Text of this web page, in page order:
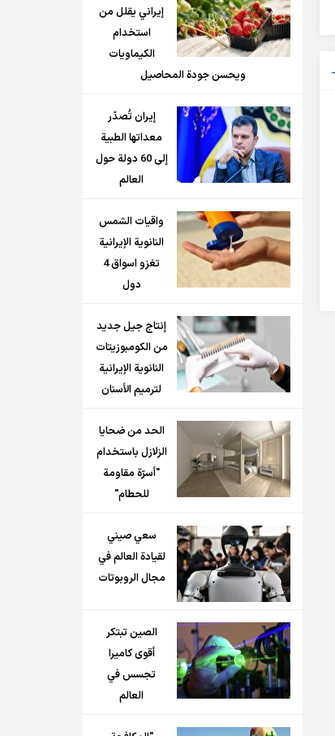
إيراني يقلل من
استخدام
الكيماويات
ويحسن جودة المحاصيل
إيران تُصدّر
معداتها الطبية
إلى 60 دولة حول
العالم
واقيات الشمس
النانوية الإيرانية
تغزو اسواق 4
دول
إنتاج جيل جديد
من الكومبوزيتات
النانوية الإيرانية
لترميم الأسنان
الحد من ضحايا
الزلازل باستخدام
"أسرّة مقاومة
للحطام"
سعي صيني
لقيادة العالم في
مجال الروبوتات
الصين تبتكر
أقوى كاميرا
تجسس في
العالم